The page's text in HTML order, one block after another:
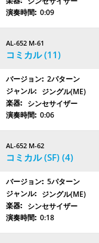
0:09
AL-652 M-61
コミカル (11)
2パターン
ジングル(ME)
シンセサイザー
0:06
AL-652 M-62
コミカル (SF) (4)
5パターン
ジングル(ME)
シンセサイザー
0:18